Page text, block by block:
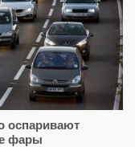
оспаривают
фары